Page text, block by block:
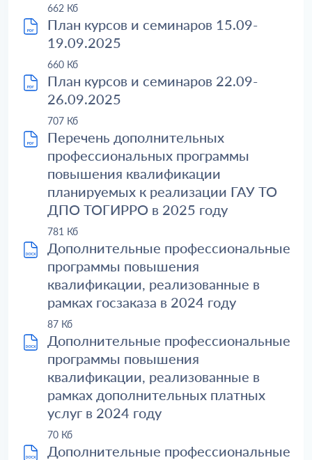
662 Кб
План курсов и семинаров 15.09-
19.09.2025
660 Кб
План курсов и семинаров 22.09-
26.09.2025
707 Кб
Перечень дополнительных
профессиональных программы
повышения квалификации
планируемых к реализации ГАУ ТО
ДПО ТОГИРРО в 2025 году
781 Кб
Дополнительные профессиональные
программы повышения
квалификации, реализованные в
рамках госзаказа в 2024 году
87 Кб
Дополнительные профессиональные
программы повышения
квалификации, реализованные в
рамках дополнительных платных
услуг в 2024 году
70 Кб
Дополнительные профессиональные